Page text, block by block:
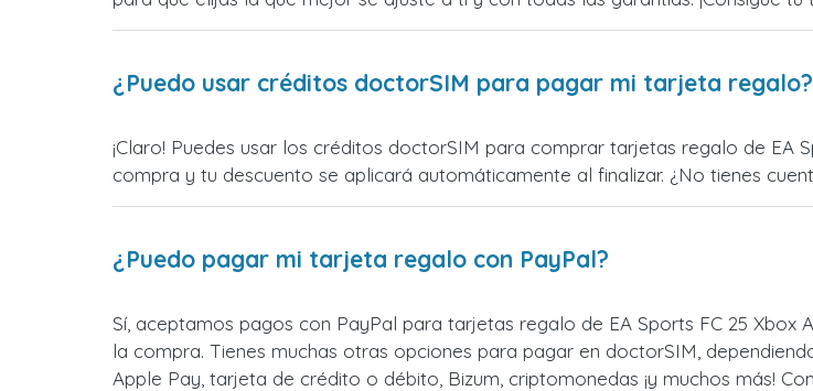
¿Puedo usar créditos doctorSIM para pagar mi tarjeta regalo?
¡Claro! Puedes usar los créditos doctorSIM para comprar tarjetas regalo de EA
compra y tu descuento se aplicará automáticamente al finalizar. ¿No tienes
¿Puedo pagar mi tarjeta regalo con PayPal?
Sí, aceptamos pagos con PayPal para tarjetas regalo de EA Sports FC 25
la compra. Tienes muchas otras opciones para pagar en doctorSIM,
Apple Pay, tarjeta de crédito o débito, Bizum, criptomonedas ¡y muchos más!